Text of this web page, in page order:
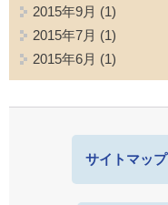
2015年9月 (1)
2015年7月 (1)
2015年6月 (1)
サイトマップ